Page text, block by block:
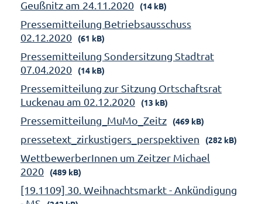
Geußnitz am 24.11.2020 (14 kB)
Pressemitteilung Betriebsausschuss
02.12.2020
(61 kB)
Pressemitteilung Sondersitzung Stadtrat
07.04.2020
(14 kB)
Pressemitteilung zur Sitzung Ortschaftsrat
Luckenau am 02.12.2020
(13 kB)
Pressemitteilung_MuMo_Zeitz (469 kB)
pressetext_zirkustigers_perspektiven (282 kB)
WettbewerberInnen um Zeitzer Michael
2020
(489 kB)
[19.1109] 30. Weihnachtsmarkt - Ankündigung